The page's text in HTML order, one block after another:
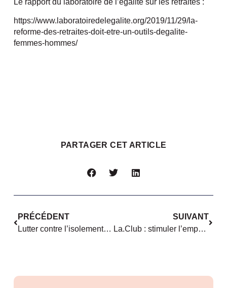
Le rapport du laboratoire de l’égalité sur les retraites :
https://www.laboratoiredelegalite.org/2019/11/29/la-
reforme-des-retraites-doit-etre-un-outils-degalite-
femmes-hommes/
PARTAGER CET ARTICLE
PRÉCÉDENT
Lutter contre l’isolement des femmes
SUIVANT
La.Club : stimuler l’empowerment des femmes par le rap